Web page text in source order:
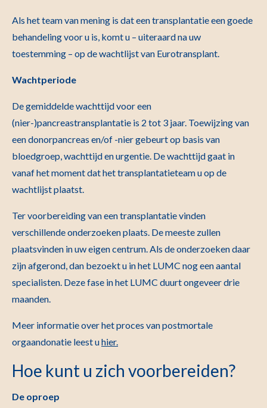
Als het team van mening is dat een transplantatie een goede
behandeling voor u is, komt u – uiteraard na uw
toestemming – op de wachtlijst van Eurotransplant.
Wachtperiode
De gemiddelde wachttijd voor een
(nier-)pancreastransplantatie is 2 tot 3 jaar. Toewijzing van
een donorpancreas en/of -nier gebeurt op basis van
bloedgroep, wachttijd en urgentie. De wachttijd gaat in
vanaf het moment dat het transplantatieteam u op de
wachtlijst plaatst.
Ter voorbereiding van een transplantatie vinden
verschillende onderzoeken plaats. De meeste zullen
plaatsvinden in uw eigen centrum. Als de onderzoeken daar
zijn afgerond, dan bezoekt u in het LUMC nog een aantal
specialisten. Deze fase in het LUMC duurt ongeveer drie
maanden.
Meer informatie over het proces van postmortale
orgaandonatie leest uhier.
Hoe kunt u zich voorbereiden?
De oproep